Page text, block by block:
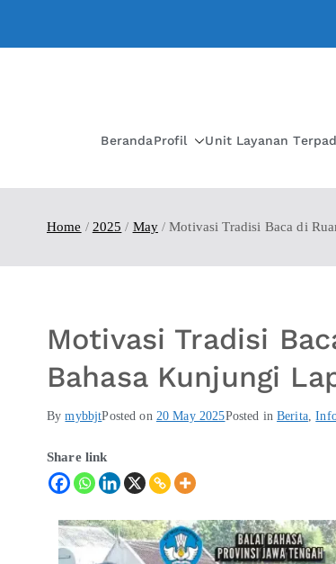
BerandaProfil Unit Layanan
Home 2025 May Motivasi Tradisi Baca di
Motivasi Tradisi
Bahasa Kunjungi
BymybbjtPosted on 20 May 2025Posted inBerita,
Share link